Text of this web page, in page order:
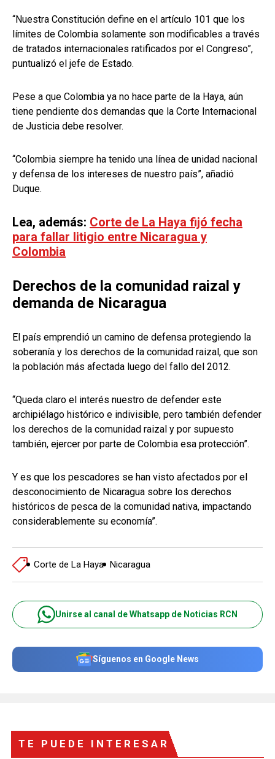
“Nuestra Constitución define en el artículo 101 que los
límites de Colombia solamente son modificables a través
de tratados internacionales ratificados por el Congreso”,
puntualizó el jefe de Estado.
Pese a que Colombia ya no hace parte de la Haya, aún
tiene pendiente dos demandas que la Corte Internacional
de Justicia debe resolver.
“Colombia siempre ha tenido una línea de unidad nacional
y defensa de los intereses de nuestro país”, añadió
Duque.
Lea, además: Corte de La Haya fijó fecha
para fallar litigio entre Nicaragua y
Colombia
Derechos de la comunidad raizal y
demanda de Nicaragua
El país emprendió un camino de defensa protegiendo la
soberanía y los derechos de la comunidad raizal, que son
la población más afectada luego del fallo del 2012.
“Queda claro el interés nuestro de defender este
archipiélago histórico e indivisible, pero también defender
los derechos de la comunidad raizal y por supuesto
también, ejercer por parte de Colombia esa protección”.
Y es que los pescadores se han visto afectados por el
desconocimiento de Nicaragua sobre los derechos
históricos de pesca de la comunidad nativa, impactando
considerablemente su economía”.
Corte de La Haya Nicaragua
Unirse al canal de Whatsapp de Noticias RCN
Síguenos en Google News
TE PUEDE INTERESAR